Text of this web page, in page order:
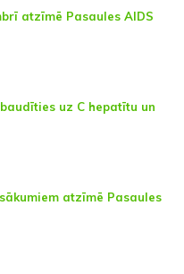
atzīmē Pasaules AIDS
uz C hepatītu un
atzīmē Pasaules